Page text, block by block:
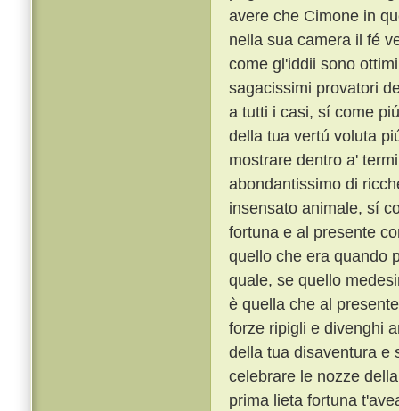
avere che Cimone in
nella sua camera il fé
come gl'iddii sono
sagacissimi provatori
a tutti i casi, sí come
della tua vertú voluta
mostrare dentro a'
abondantissimo di
insensato animale, sí
fortuna e al presente
quello che era quando
quale, se quello
è quella che al
forze ripigli e divenghi
della tua disaventura e
celebrare le nozze
prima lieta fortuna